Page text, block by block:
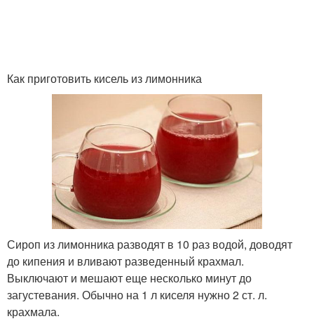
Как приготовить кисель из лимонника
Сироп из лимонника разводят в 10 раз водой, доводят
до кипения и вливают разведенный крахмал.
Выключают и мешают еще несколько минут до
загустевания. Обычно на 1 л киселя нужно 2 ст. л.
крахмала.